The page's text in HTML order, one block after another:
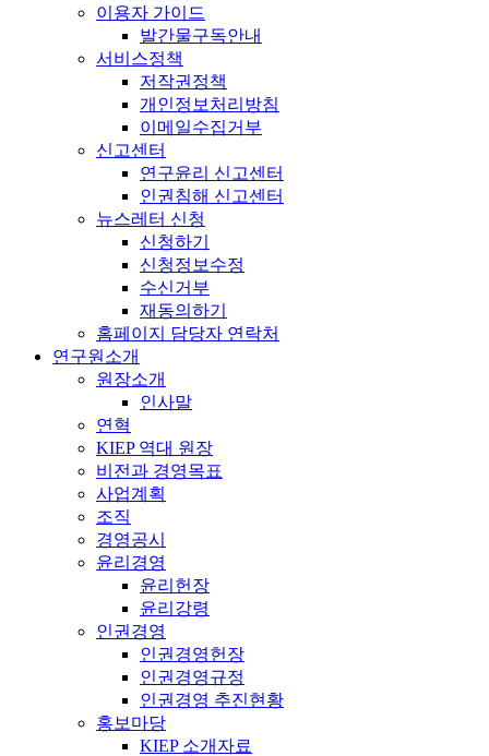
이용자 가이드
발간물구독안내
서비스정책
저작권정책
개인정보처리방침
이메일수집거부
신고센터
연구윤리 신고센터
인권침해 신고센터
뉴스레터 신청
신청하기
신청정보수정
수신거부
재동의하기
홈페이지 담당자 연락처
연구원소개
원장소개
인사말
연혁
KIEP 역대 원장
비전과 경영목표
사업계획
조직
경영공시
윤리경영
윤리헌장
윤리강령
인권경영
인권경영헌장
인권경영규정
인권경영 추진현황
홍보마당
KIEP 소개자료